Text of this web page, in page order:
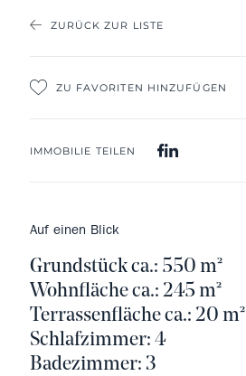
ZURÜCK ZUR LISTE
ZU FAVORITEN HINZUFÜGEN
IMMOBILIE TEILEN
Auf einen Blick
Grundstück ca.: 550 m²
Wohnfläche ca.: 245 m²
Terrassenfläche ca.: 20 m²
Schlafzimmer: 4
Badezimmer: 3